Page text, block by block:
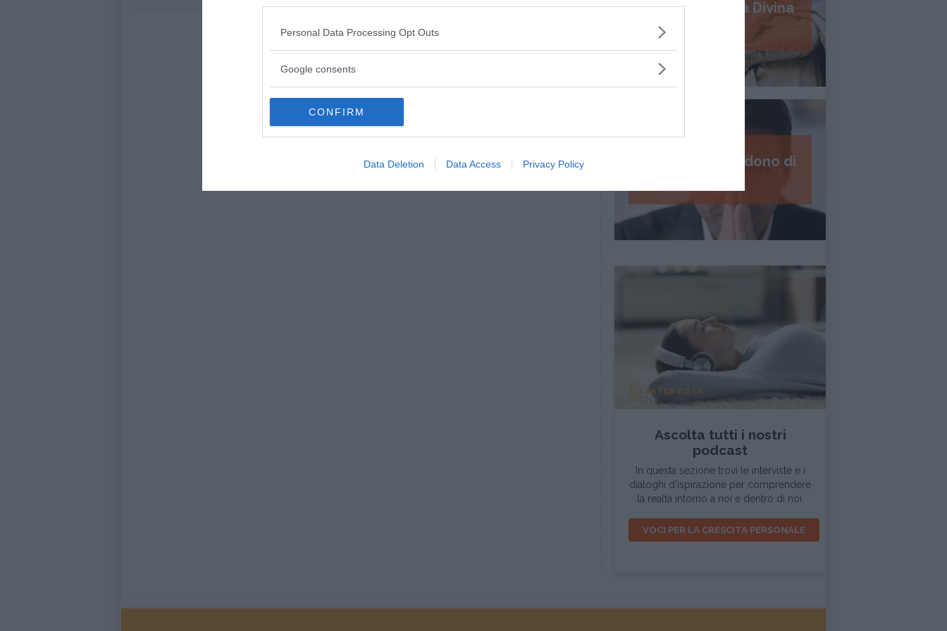
Personal Data Processing Opt Outs
Google consents
CONFIRM
Data Deletion Data Access Privacy Policy
Psicologia della Divina
Commedia
I 7 passi del perdono di
INTERVISTA
Ascolta tutti i nostri
podcast
In questa sezione trovi le interviste e i
dialoghi d'ispirazione per comprendere
la realtà intorno a noi e dentro di noi.
VOCI PER LA CRESCITA PERSONALE